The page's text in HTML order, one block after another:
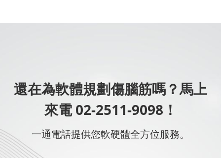
還在為軟體規劃傷腦筋嗎？馬上
來電 02-2511-9098！
一通電話提供您軟硬體全方位服務。